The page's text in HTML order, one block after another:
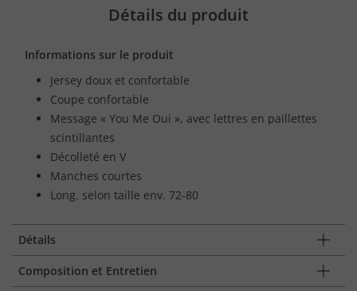
Détails du produit
Informations sur le produit
Jersey doux et confortable
Coupe confortable
Message « You Me Oui », avec lettres en paillettes
scintillantes
Décolleté en V
Manches courtes
Long. selon taille env. 72-80
Détails
Composition et Entretien